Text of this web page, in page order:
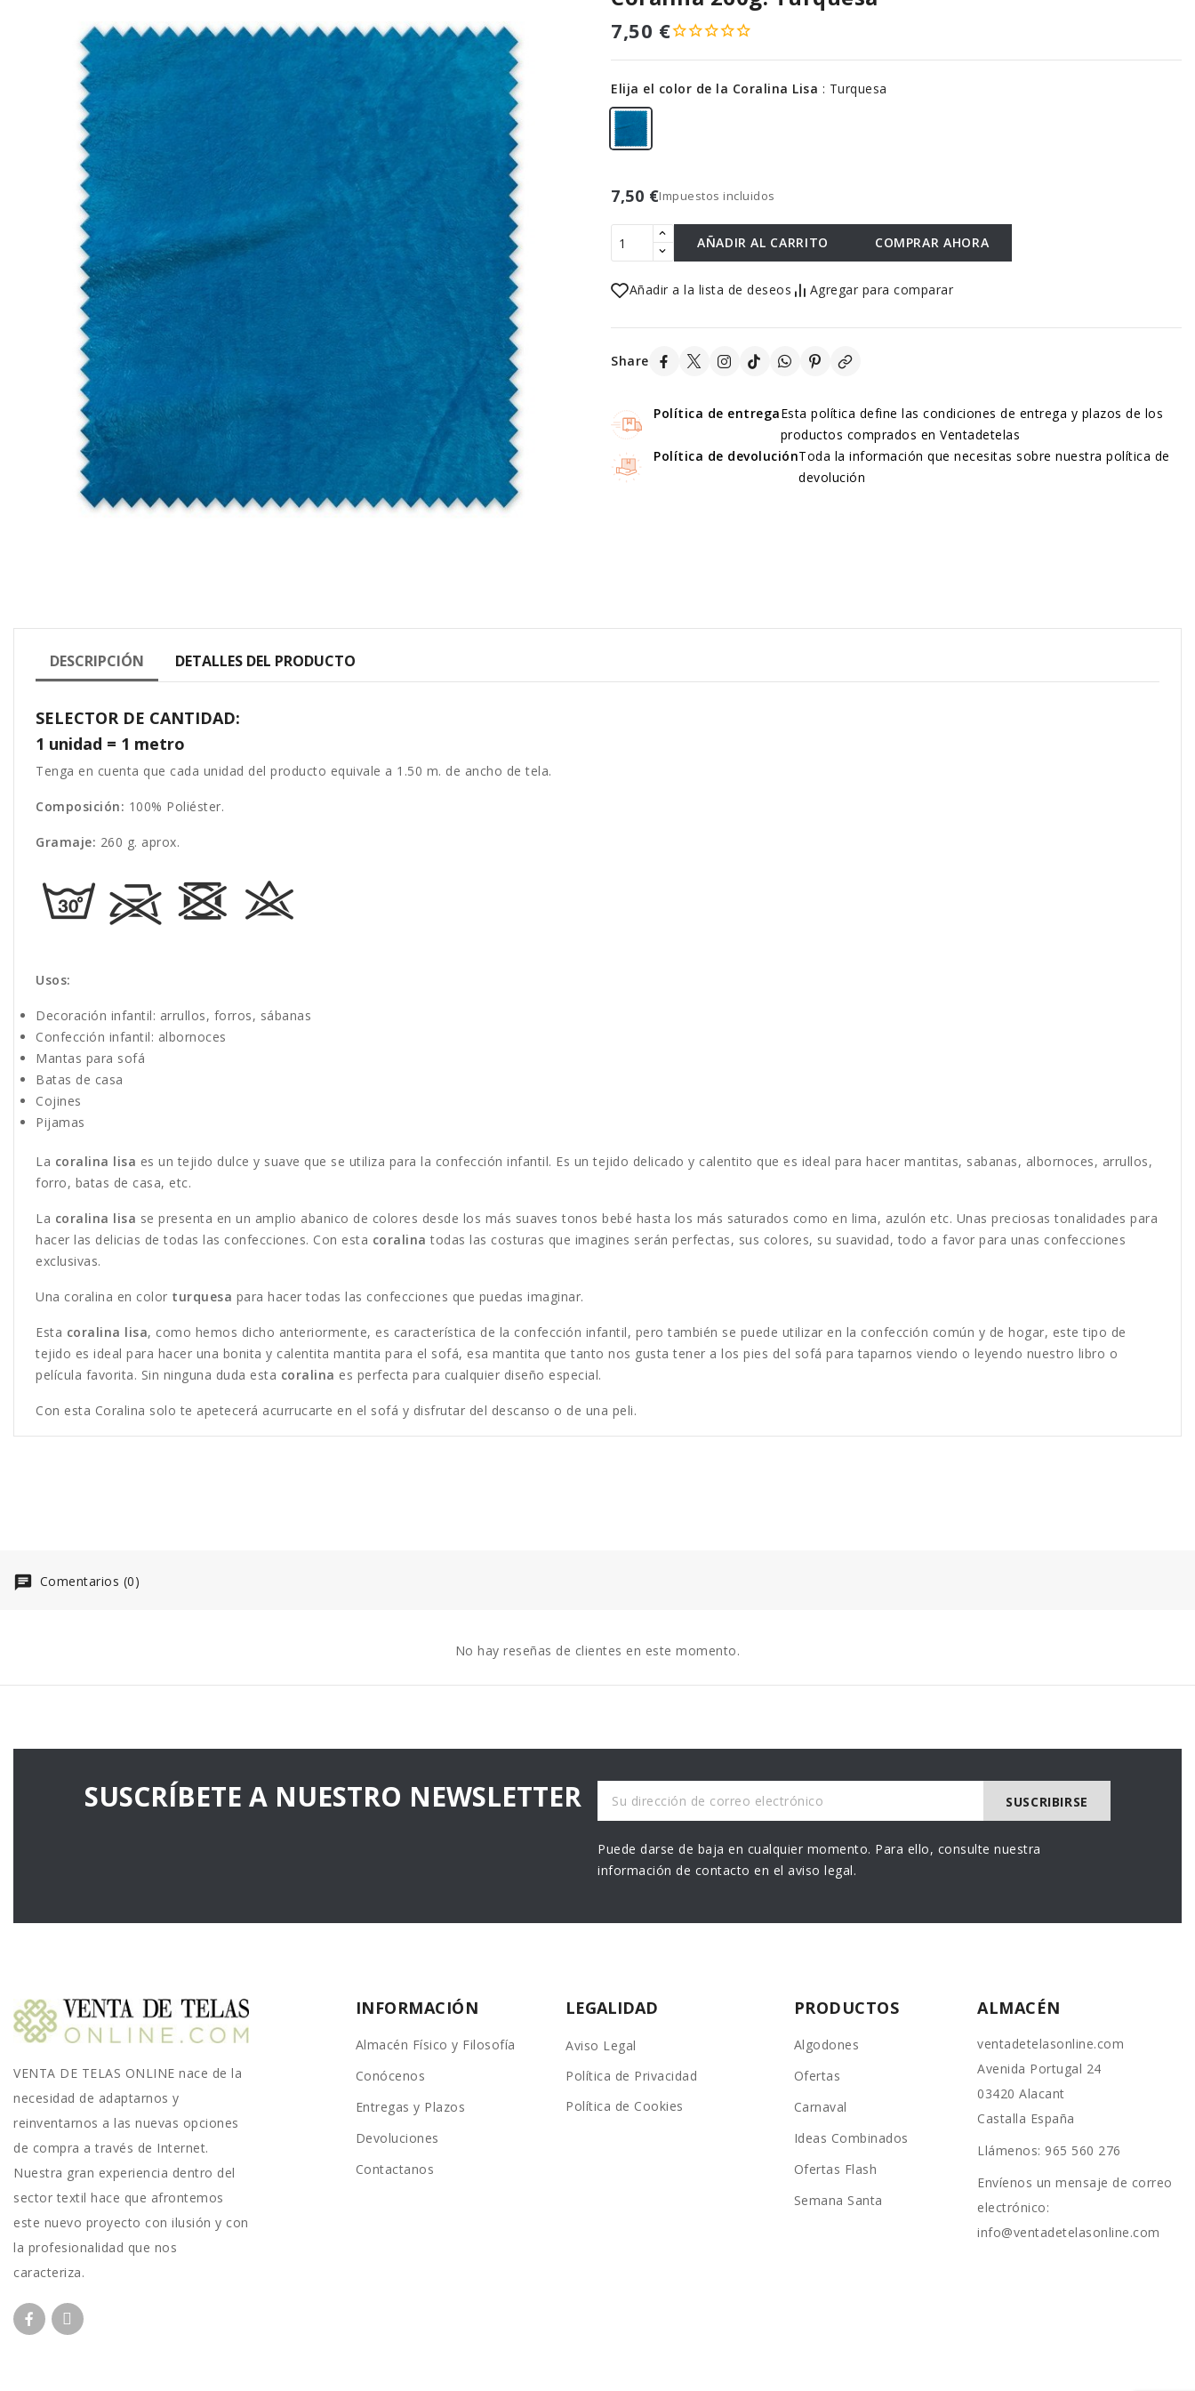
7,50 €
Elija el color de la Coralina Lisa : Turquesa
7,50 €Impuestos incluidos
AÑADIR AL CARRITO COMPRAR AHORA
Añadir a la lista de deseos Agregar para comparar
Share
Política de entregaEsta política define las condiciones de entrega y plazos de los
productos comprados en Ventadetelas
Política de devoluciónToda la información que necesitas sobre nuestra política de
devolución
DESCRIPCIÓN DETALLES DEL PRODUCTO
SELECTOR DE CANTIDAD:
1 unidad = 1 metro
Tenga en cuenta que cada unidad del producto equivale a 1.50 m. de ancho de tela.
Composición: 100% Poliéster.
Gramaje: 260 g. aprox.
Usos:
Decoración infantil: arrullos, forros, sábanas
Confección infantil: albornoces
Mantas para sofá
Batas de casa
Cojines
Pijamas
La coralina lisa es un tejido dulce y suave que se utiliza para la confección infantil. Es un tejido delicado y calentito que es ideal para hacer mantitas, sabanas, albornoces, arrullos,
forro, batas de casa, etc.
La coralina lisa se presenta en un amplio abanico de colores desde los más suaves tonos bebé hasta los más saturados como en lima, azulón etc. Unas preciosas tonalidades para
hacer las delicias de todas las confecciones. Con esta coralinatodas las costuras que imagines serán perfectas, sus colores, su suavidad, todo a favor para unas confecciones
exclusivas.
Una coralina en color turquesa para hacer todas las confecciones que puedas imaginar.
Esta coralina lisa, como hemos dicho anteriormente, es característica de la confección infantil, pero también se puede utilizar en la confección común y de hogar, este tipo de
tejido es ideal para hacer una bonita y calentita mantita para el sofá, esa mantita que tanto nos gusta tener a los pies del sofá para taparnos viendo o leyendo nuestro libro o
película favorita. Sin ninguna duda esta coralina es perfecta para cualquier diseño especial.
Con esta Coralina solo te apetecerá acurrucarte en el sofá y disfrutar del descanso o de una peli.
Comentarios (0)
No hay reseñas de clientes en este momento.
SUSCRÍBETE A NUESTRO NEWSLETTER
Puede darse de baja en cualquier momento. Para ello, consulte nuestra
información de contacto en el aviso legal.
VENTA DE TELAS ONLINE nace de la
necesidad de adaptarnos y
reinventarnos a las nuevas opciones
de compra a través de Internet.
Nuestra gran experiencia dentro del
sector textil hace que afrontemos
este nuevo proyecto con ilusión y con
la profesionalidad que nos
caracteriza.
INFORMACIÓN
Almacén Físico y Filosofía
Conócenos
Entregas y Plazos
Devoluciones
Contactanos
LEGALIDAD
Aviso Legal
Política de Privacidad
Política de Cookies
PRODUCTOS
Algodones
Ofertas
Carnaval
Ideas Combinados
Ofertas Flash
Semana Santa
ALMACÉN
ventadetelasonline.com
Avenida Portugal 24
03420 Alacant
Castalla España
Llámenos: 965 560 276
Envíenos un mensaje de correo
electrónico:
info@ventadetelasonline.com